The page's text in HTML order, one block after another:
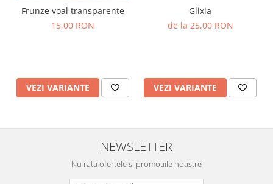
Frunze voal transparente
15,00 RON
VEZI VARIANTE
Glixia
de la 25,00 RON
VEZI VARIANTE
NEWSLETTER
Nu rata ofertele si promotiile noastre